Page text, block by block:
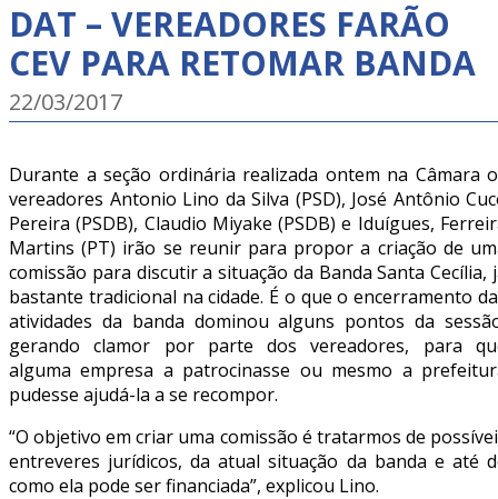
DAT – VEREADORES FARÃO
CEV PARA RETOMAR BANDA
22/03/2017
Durante a seção ordinária realizada ontem na Câmara
vereadores Antonio Lino da Silva (PSD), José Antônio
Pereira (PSDB), Claudio Miyake (PSDB) e Iduígues,
Martins (PT) irão se reunir para propor a criação de
comissão para discutir a situação da Banda Santa Cecília,
bastante tradicional na cidade. É o que o encerramento
atividades da banda dominou alguns pontos da
gerando clamor por parte dos vereadores, para
alguma empresa a patrocinasse ou mesmo a
pudesse ajudá-la a se recompor.
“O objetivo em criar uma comissão é tratarmos de
entreveres jurídicos, da atual situação da banda e até
como ela pode ser financiada”, explicou Lino.